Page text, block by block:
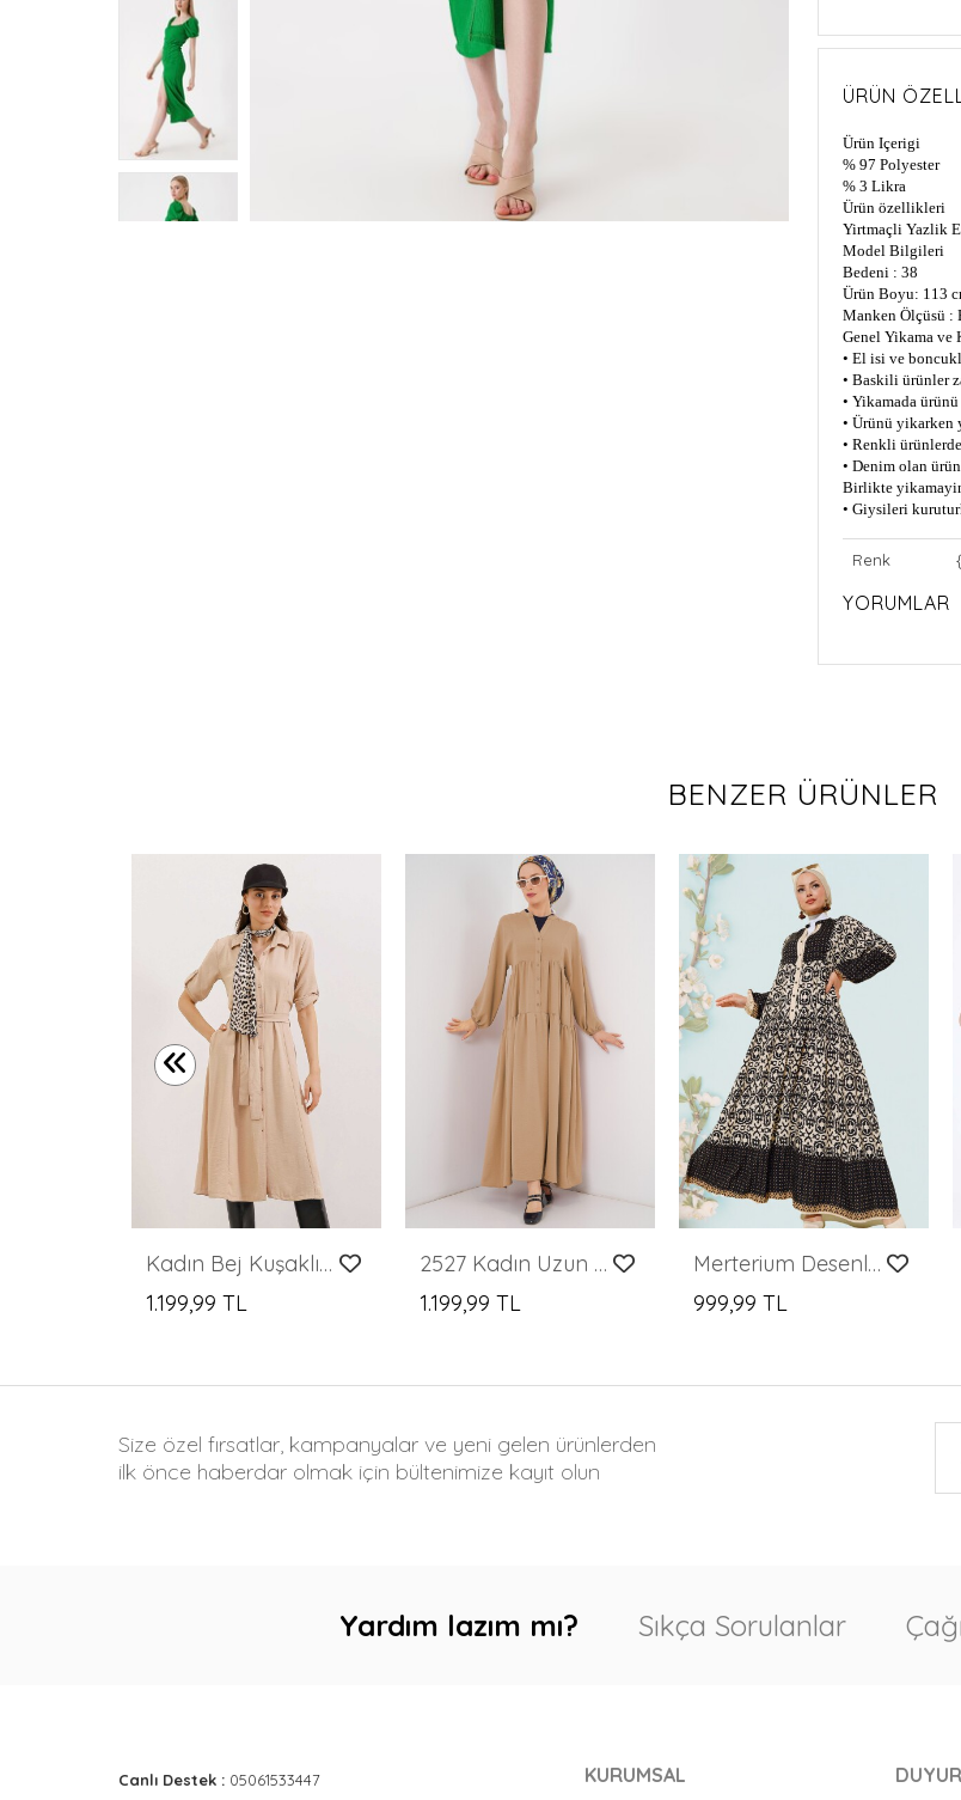
ÜRÜN
Ürün Içerigi
% 97 Polyester
% 3 Likra
Ürün özellikleri
Yirtmaçli Yazlik
Model Bilgileri
Bedeni : 38
Ürün Boyu: 113
Manken Ölçüsü :
Genel Yikama ve
• El isi ve
• Baskili ürünler
• Yikamada
• Ürünü
• Renkli
• Denim olan
Birlikte
• Giysileri
Renk
YORUMLAR
BENZER ÜRÜNLER
Kadın Bej Kuşaklı Gömlek Elbise 2442
1.199,99 TL
2527 Kadın Uzun Tesettür Elbise - Bisküvi
1.199,99 TL
Merterium Desenli Tesettür Elbise - Siyah
999,99 TL
Size özel fırsatlar, kampanyalar ve yeni gelen ürünlerden
ilk önce haberdar olmak için bültenimize kayıt olun
Yardım lazım mı? Sıkça Sorulanlar
Canlı Destek : 05061533447
KURUMSAL